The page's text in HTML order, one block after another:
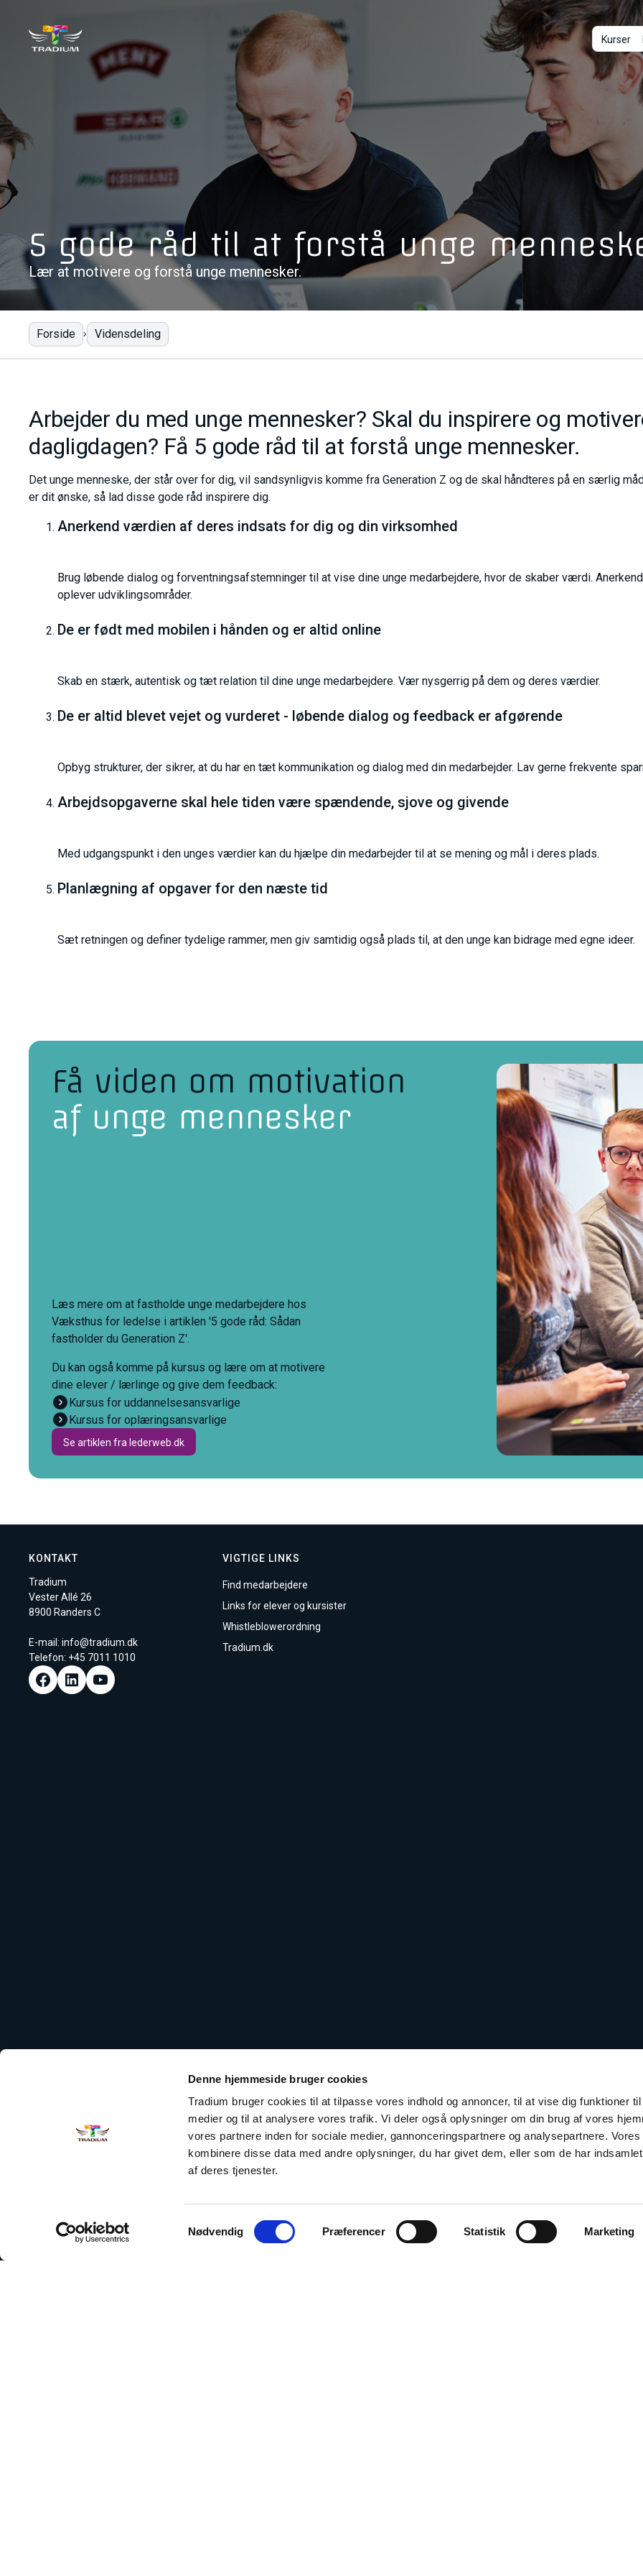
Denne hjemmeside bruger cookies
Tradium bruger cookies til at tilpasse vores indhold og annoncer, til at vise dig funktioner
medier og til at analysere vores trafik. Vi deler også oplysninger om din brug af vores
vores partnere inden for sociale medier, gannonceringspartnere og analysepartnere.
kombinere disse data med andre oplysninger, du har givet dem, eller som de har
af deres tjenester.
Samtykkevalg
Nødvendig Præferencer Statistik Marketing
Kurser
5 gode råd til at forstå unge
Lær at motivere og forstå unge mennesker.
Forside Vidensdeling
Arbejder du med unge mennesker? Skal du inspirere og
dagligdagen? Få 5 gode råd til at forstå unge mennesker.
Det unge menneske, der står over for dig, vil sandsynligvis komme fra Generation Z og de skal håndteres på en særlig
er dit ønske, så lad disse gode råd inspirere dig.
Anerkend værdien af deres indsats for dig og din virksomhed
Brug løbende dialog og forventningsafstemninger til at vise dine unge medarbejdere, hvor de skaber værdi.
oplever udviklingsområder.
De er født med mobilen i hånden og er altid online
Skab en stærk, autentisk og tæt relation til dine unge medarbejdere. Vær nysgerrig på dem og deres værdier.
De er altid blevet vejet og vurderet - løbende dialog og feedback er afgørende
Opbyg strukturer, der sikrer, at du har en tæt kommunikation og dialog med din medarbejder. Lav gerne frekvente
Arbejdsopgaverne skal hele tiden være spændende, sjove og givende
Med udgangspunkt i den unges værdier kan du hjælpe din medarbejder til at se mening og mål i deres plads.
Planlægning af opgaver for den næste tid
Sæt retningen og definer tydelige rammer, men giv samtidig også plads til, at den unge kan bidrage med egne ideer.
Få viden om motivation
af unge mennesker
Læs mere om at fastholde unge medarbejdere hos
Væksthus for ledelse i artiklen '5 gode råd: Sådan
fastholder du Generation Z'.
Du kan også komme på kursus og lære om at motivere
dine elever / lærlinge og give dem feedback:
Kursus for uddannelsesansvarlige
Kursus for oplæringsansvarlige
Se artiklen fra lederweb.dk
KONTAKT
Tradium
Vester Allé 26
8900 Randers C
E-mail: info@tradium.dk
Telefon: +45 7011 1010
VIGTIGE LINKS
Find medarbejdere
Links for elever og kursister
Whistleblowerordning
Tradium.dk